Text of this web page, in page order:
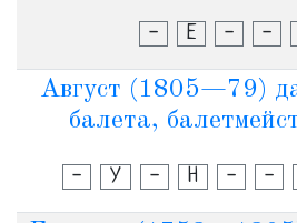
- Е - -
Август (1805—79)
балета,
- У - Н - -